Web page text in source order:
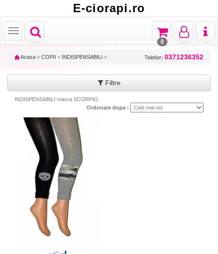
E-ciorapi.ro
Toggle
navigation
Toggle
Toggle
navigation
Toggle
navigation
Toggle
navigation
0
Acasa » COPII » INDISPENSABILI » Telefon: 0371236352
Filtre
INDISPENSABILI marca SCORPIO
Ordonare dupa :